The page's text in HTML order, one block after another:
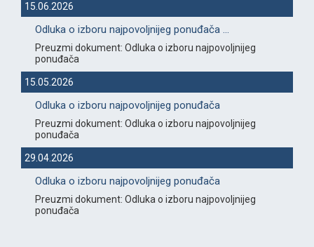
15.06.2026
Odluka o izboru najpovoljnijeg ponuđača ...
Preuzmi dokument: Odluka o izboru najpovoljnijeg
ponuđača
15.05.2026
Odluka o izboru najpovoljnijeg ponuđača
Preuzmi dokument: Odluka o izboru najpovoljnijeg
ponuđača
29.04.2026
Odluka o izboru najpovoljnijeg ponuđača
Preuzmi dokument: Odluka o izboru najpovoljnijeg
ponuđača